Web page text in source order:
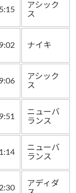
アシック
ス
ナイキ
アシック
ス
ニューバ
ランス
ニューバ
ランス
アディダ